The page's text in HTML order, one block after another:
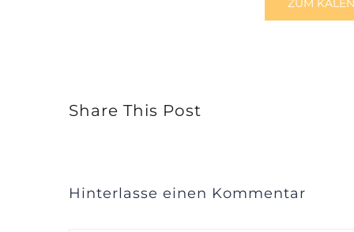
ZUM
Share This Post
Hinterlasse einen Kommentar